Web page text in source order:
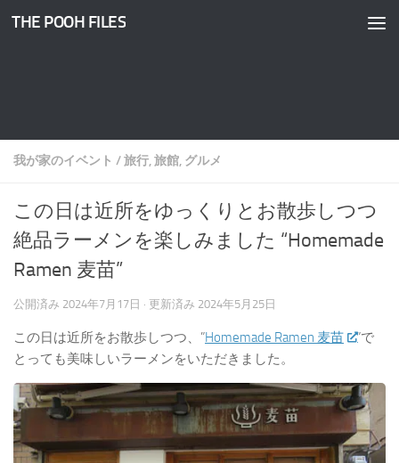
コンテンツへスキップ
THE POOH FILES
我が家のイベント /旅行, 旅館, グルメ
この日は近所をゆっくりとお散歩しつつ
絶品ラーメンを楽しみました “Homemade
Ramen 麦苗”
公開済み 2024年7月17日 · 更新済み 2024年5月25日
この日は近所をお散歩しつつ、”Homemade Ramen 麦苗
”で
とっても美味しいラーメンをいただきました。